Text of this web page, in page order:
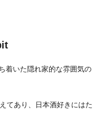
着いた隠れ家的な雰囲気の
てあり、日本酒好きにはた